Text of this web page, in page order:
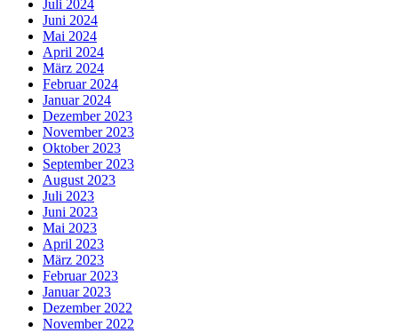
Juli 2024
Juni 2024
Mai 2024
April 2024
März 2024
Februar 2024
Januar 2024
Dezember 2023
November 2023
Oktober 2023
September 2023
August 2023
Juli 2023
Juni 2023
Mai 2023
April 2023
März 2023
Februar 2023
Januar 2023
Dezember 2022
November 2022